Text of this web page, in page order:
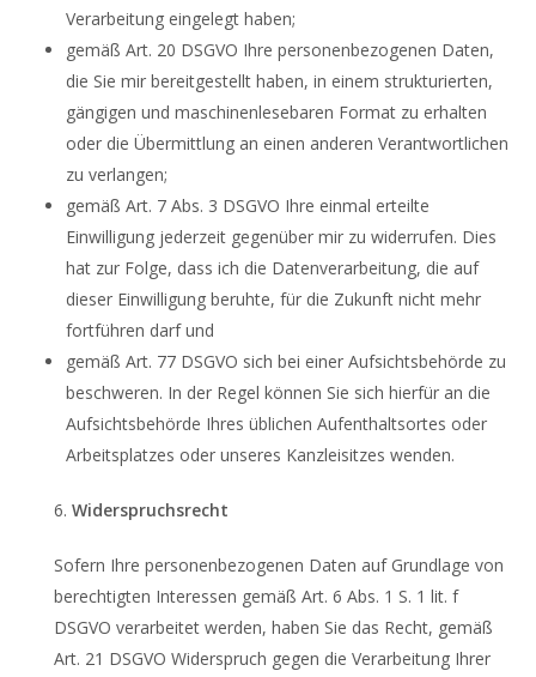
Verarbeitung eingelegt haben;
gemäß Art. 20 DSGVO Ihre personenbezogenen Daten,
die Sie mir bereitgestellt haben, in einem strukturierten,
gängigen und maschinenlesebaren Format zu erhalten
oder die Übermittlung an einen anderen Verantwortlichen
zu verlangen;
gemäß Art. 7 Abs. 3 DSGVO Ihre einmal erteilte
Einwilligung jederzeit gegenüber mir zu widerrufen. Dies
hat zur Folge, dass ich die Datenverarbeitung, die auf
dieser Einwilligung beruhte, für die Zukunft nicht mehr
fortführen darf und
gemäß Art. 77 DSGVO sich bei einer Aufsichtsbehörde zu
beschweren. In der Regel können Sie sich hierfür an die
Aufsichtsbehörde Ihres üblichen Aufenthaltsortes oder
Arbeitsplatzes oder unseres Kanzleisitzes wenden.
6. Widerspruchsrecht
Sofern Ihre personenbezogenen Daten auf Grundlage von
berechtigten Interessen gemäß Art. 6 Abs. 1 S. 1 lit. f
DSGVO verarbeitet werden, haben Sie das Recht, gemäß
Art. 21 DSGVO Widerspruch gegen die Verarbeitung Ihrer